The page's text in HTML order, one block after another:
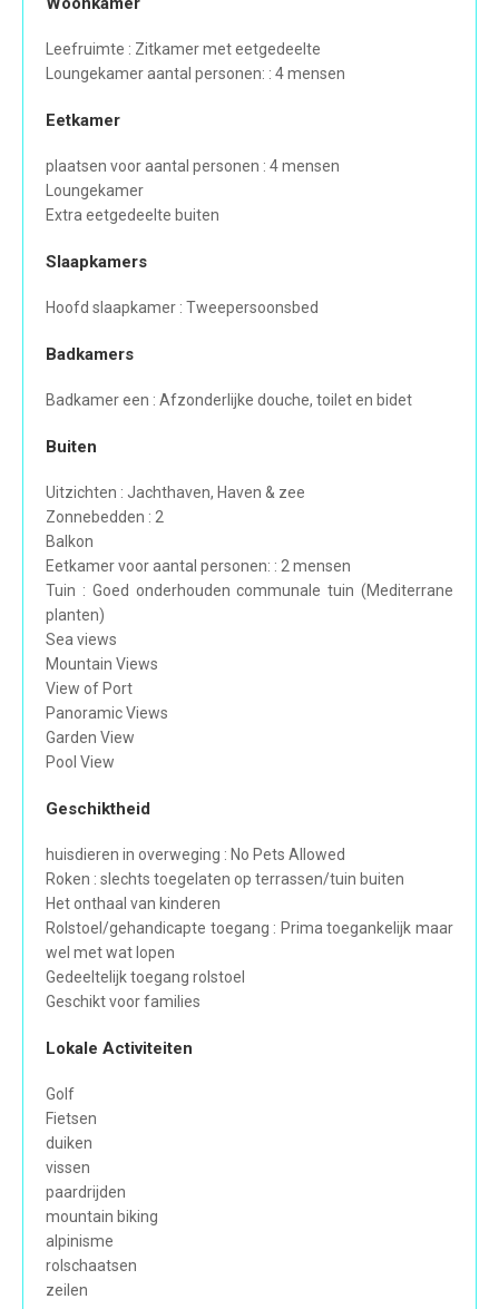
Leefruimte : Zitkamer met eetgedeelte
Loungekamer aantal personen: : 4 mensen
Eetkamer
plaatsen voor aantal personen : 4 mensen
Loungekamer
Extra eetgedeelte buiten
Slaapkamers
Hoofd slaapkamer : Tweepersoonsbed
Badkamers
Badkamer een : Afzonderlijke douche, toilet en bidet
Buiten
Uitzichten : Jachthaven, Haven & zee
Zonnebedden : 2
Balkon
Eetkamer voor aantal personen: : 2 mensen
Tuin : Goed onderhouden communale tuin (Mediterrane
planten)
Sea views
Mountain Views
View of Port
Panoramic Views
Garden View
Pool View
Geschiktheid
huisdieren in overweging : No Pets Allowed
Roken : slechts toegelaten op terrassen/tuin buiten
Het onthaal van kinderen
Rolstoel/gehandicapte toegang : Prima toegankelijk maar
wel met wat lopen
Gedeeltelijk toegang rolstoel
Geschikt voor families
Lokale Activiteiten
Golf
Fietsen
duiken
vissen
paardrijden
mountain biking
alpinisme
rolschaatsen
zeilen